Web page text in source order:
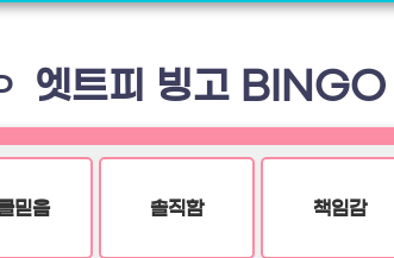
엣트피 빙고 BINGO
믿음 솔직함 책임감